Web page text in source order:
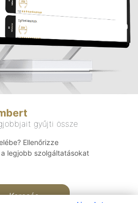
gyűjti össze
Ellenőrizze
legjobb szolgáltatásokat
Keresés